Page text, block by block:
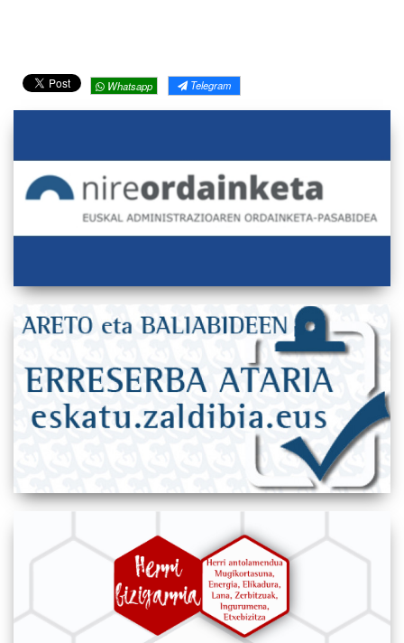
Whatsapp Telegram